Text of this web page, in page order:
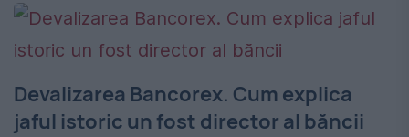
Zilei
Devalizarea Bancorex. Cum explica
jaful istoric un fost director al băncii